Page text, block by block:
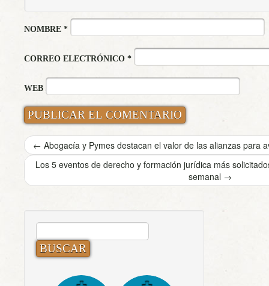
NOMBRE *
CORREO ELECTRÓNICO *
WEB
← Abogacía y Pymes destacan el valor de las alianzas para
Los 5 eventos de derecho y formación jurídica más
semanal →
BUSCAR: